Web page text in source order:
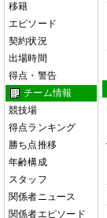
移籍
エピソード
契約状況
出場時間
得点・警告
チーム情報
競技場
得点ランキング
勝ち点推移
年齢構成
スタッフ
関係者ニュース
関係者エピソード